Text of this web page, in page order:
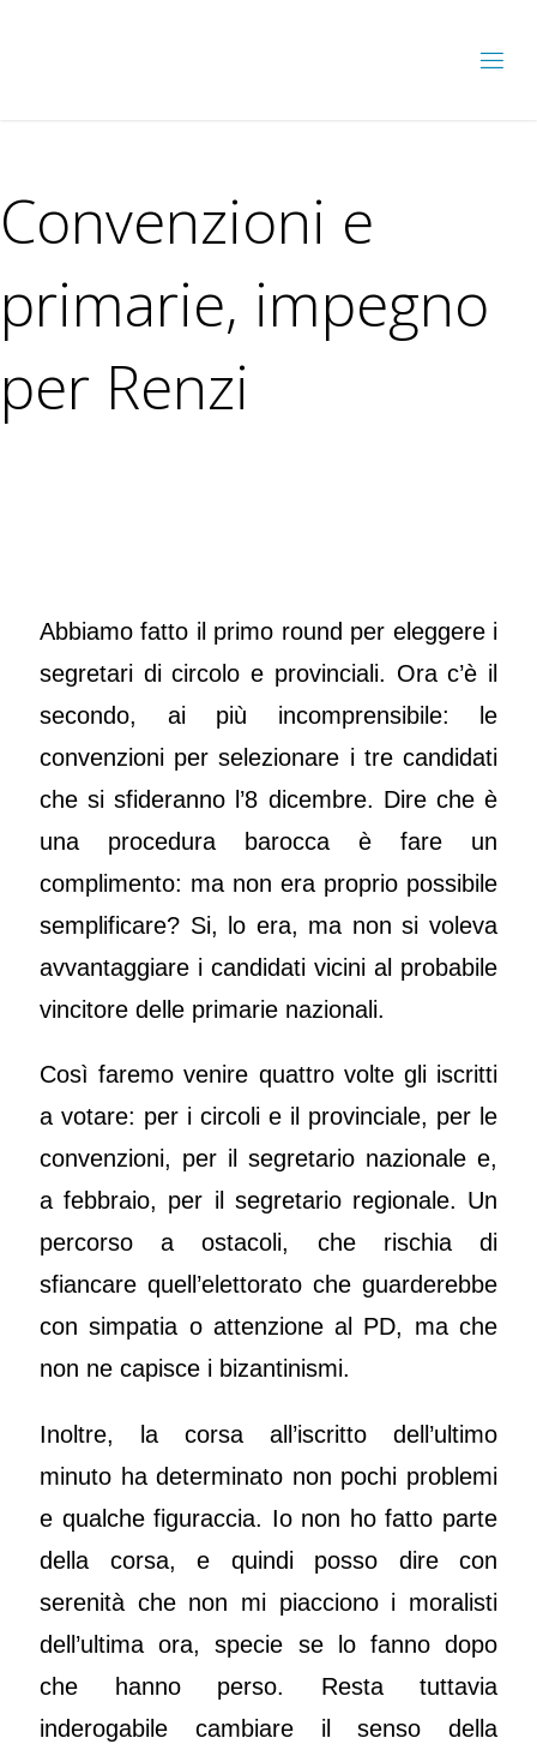
Convenzioni e
primarie, impegno
per Renzi
Abbiamo fatto il primo round per eleggere i
segretari di circolo e provinciali. Ora c’è il
secondo, ai più incomprensibile: le
convenzioni per selezionare i tre candidati
che si sfideranno l’8 dicembre. Dire che è
una procedura barocca è fare un
complimento: ma non era proprio possibile
semplificare? Si, lo era, ma non si voleva
avvantaggiare i candidati vicini al probabile
vincitore delle primarie nazionali.
Così faremo venire quattro volte gli iscritti
a votare: per i circoli e il provinciale, per le
convenzioni, per il segretario nazionale e,
a febbraio, per il segretario regionale. Un
percorso a ostacoli, che rischia di
sfiancare quell’elettorato che guarderebbe
con simpatia o attenzione al PD, ma che
non ne capisce i bizantinismi.
Inoltre, la corsa all’iscritto dell’ultimo
minuto ha determinato non pochi problemi
e qualche figuraccia. Io non ho fatto parte
della corsa, e quindi posso dire con
serenità che non mi piacciono i moralisti
dell’ultima ora, specie se lo fanno dopo
che hanno perso. Resta tuttavia
inderogabile cambiare il senso della